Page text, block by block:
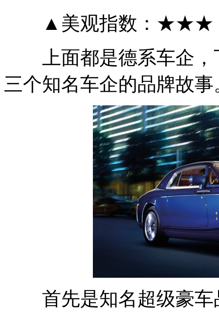
▲美观指数：★★★
上面都是德系车企，
三个知名车企的品牌故事
首先是知名超级豪车